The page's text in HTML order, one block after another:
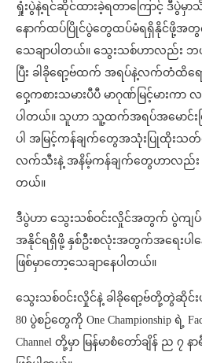
ရှုံးပွဲနဲ့ရင်ဆိုင်ထားခဲ့ရတာကြောင့် ဒီပွဲမှာ
နောက်ထပ်ပြိုင်ပွဲတွေထပ်မံရရှိနိုင်ဖို့အတွ
သေချာပါတယ်။ သွေးသစ်ဟာလည်း ဘ
ပြီး ခါခိုရော့ဗ်ထက် အရပ်နဲ့လက်တံထိရ
ဝှေ့ကစားသမားပီပီ မာဂုဏ်မြင့်မားက
ပါတယ်။ သူဟာ သူ့ထက်အရပ်အမောင်းမ
ပါ အမြင့်ကန်ချက်တွေအသုံးပြုထိုး
လက်သီးနဲ့ အနိမ့်ကန်ချက်တွေဟာလည်း
တယ်။
ဒီပွဲဟာ သွေးသစ်ဝင်းလှိုင်အတွက် ပွဲကျပ်
အနိုင်ရရှိဖို့ နှစ်ဦးစလုံးအတွက်အရေးပါန
ဖြစ်မှာတော့သေချာနေပါတယ်။
သွေးသစ်ဝင်းလှိုင်နဲ့ ခါခိုရော့ဗ်တို့တွဲဆိုင်းပါ
80 ပွဲစဉ်တွေကို One Championship ရဲ့
Channel တို့မှာ မြန်မာစံတော်ချိန် ည